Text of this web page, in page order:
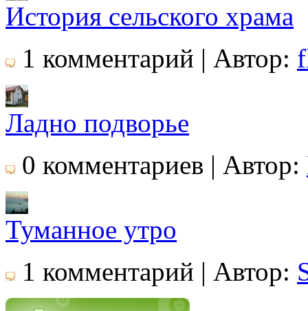
История сельского храма
1 комментарий | Автор:
Ладно подворье
0 комментариев | Автор:
Туманное утро
1 комментарий | Автор: